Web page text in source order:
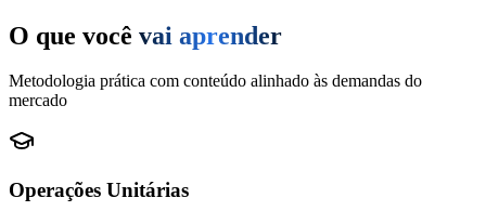
O que você vai aprender
Metodologia prática com conteúdo alinhado às demandas do
mercado
Operações Unitárias